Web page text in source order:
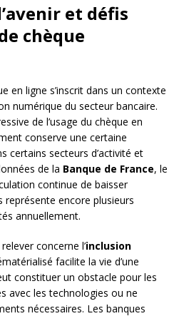
et défis
chèque
en ligne s’inscrit dans un contexte
numérique du secteur bancaire.
de l’usage du chèque en
conserve une certaine
certains secteurs d’activité et
de la Banque de France, le
continue de baisser
représente encore plusieurs
annuellement.
concerne l’inclusion
facilite la vie d’une
constituer un obstacle pour les
avec les technologies ou ne
nécessaires. Les banques